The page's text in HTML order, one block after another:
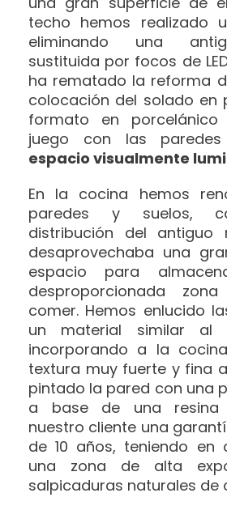
techo hemos realizado
eliminando una
sustituida por focos de
ha rematado la reforma
colocación del solado en
formato en
juego con las paredes
espacio visualmente
En la cocina hemos
paredes y suelos,
distribución del antiguo
desaprovechaba una
espacio para
desproporcionada
comer. Hemos enlucido
un material similar al
incorporando a la
textura muy fuerte y fina
pintado la pared con una
a base de una resina
nuestro cliente una
de 10 años, teniendo en
una zona de alta
salpicaduras naturales de